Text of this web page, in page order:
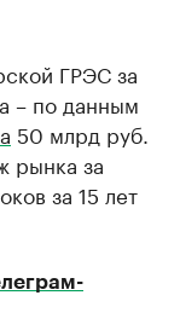
ГРЭС за
– по данным
50 млрд руб.
рынка за
за 15 лет